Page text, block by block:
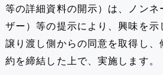
等の詳細資料の開示）は、ノン
ザー）等の提示により、興味を示
譲り渡し側からの同意を取得し
約を締結した上で、実施します。